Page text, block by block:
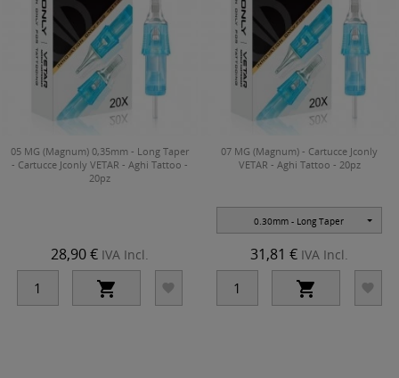
05 MG (Magnum) 0,35mm - Long Taper
- Cartucce Jconly VETAR - Aghi Tattoo -
20pz
28,90 € IVA Incl.
 
07 MG (Magnum) - Cartucce Jconly
VETAR - Aghi Tattoo - 20pz
0.30mm - Long Taper
31,81 € IVA Incl.
 